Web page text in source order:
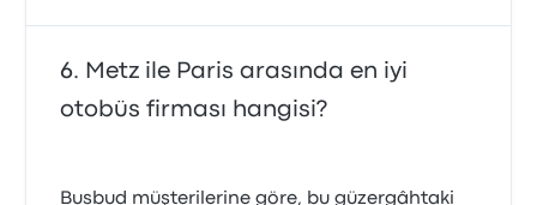
Metz ile Paris arasında en iyi
otobüs firması hangisi?
Busbud müşterilerine göre, bu güzergâhtaki